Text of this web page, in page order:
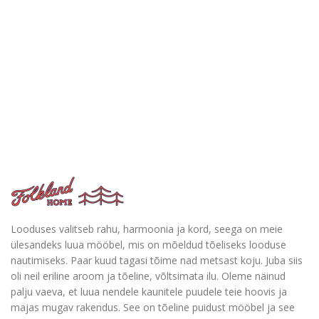
Looduses valitseb rahu, harmoonia ja kord, seega on meie
ülesandeks luua mööbel, mis on mõeldud tõeliseks looduse
nautimiseks. Paar kuud tagasi tõime nad metsast koju. Juba siis
oli neil eriline aroom ja tõeline, võltsimata ilu. Oleme näinud
palju vaeva, et luua nendele kaunitele puudele teie hoovis ja
majas mugav rakendus. See on tõeline puidust mööbel ja see